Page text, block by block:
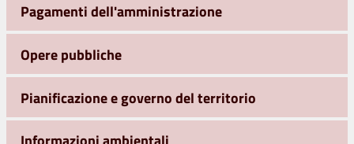
Pagamenti dell'amministrazione
Opere pubbliche
Pianificazione e governo del territorio